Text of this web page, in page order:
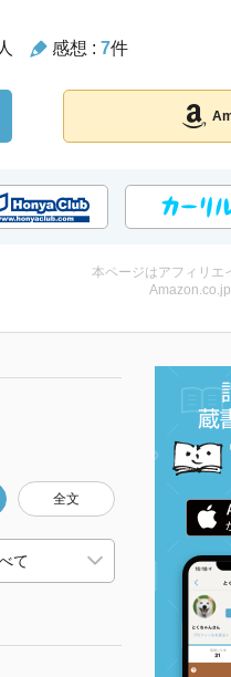
人 感想 : 7件
本ページはアフィリエ
全文